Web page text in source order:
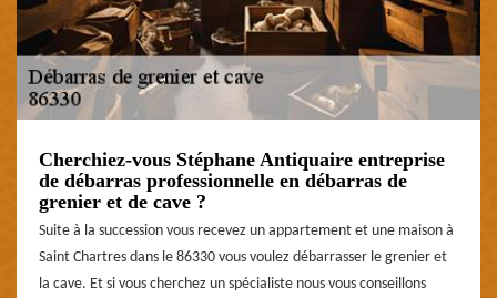
Cherchiez-vous Stéphane Antiquaire entreprise
de débarras professionnelle en débarras de
grenier et de cave ?
Suite à la succession vous recevez un appartement et une maison à
Saint Chartres dans le 86330 vous voulez débarrasser le grenier et
la cave. Et si vous cherchez un spécialiste nous vous conseillons